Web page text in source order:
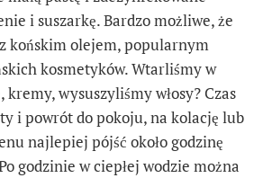
i suszarkę. Bardzo możliwe, że
końskim olejem, popularnym
kosmetyków. Wtarliśmy w
kremy, wysuszyliśmy włosy? Czas
i powrót do pokoju, na kolację lub
najlepiej pójść około godzinę
godzinie w ciepłej wodzie można